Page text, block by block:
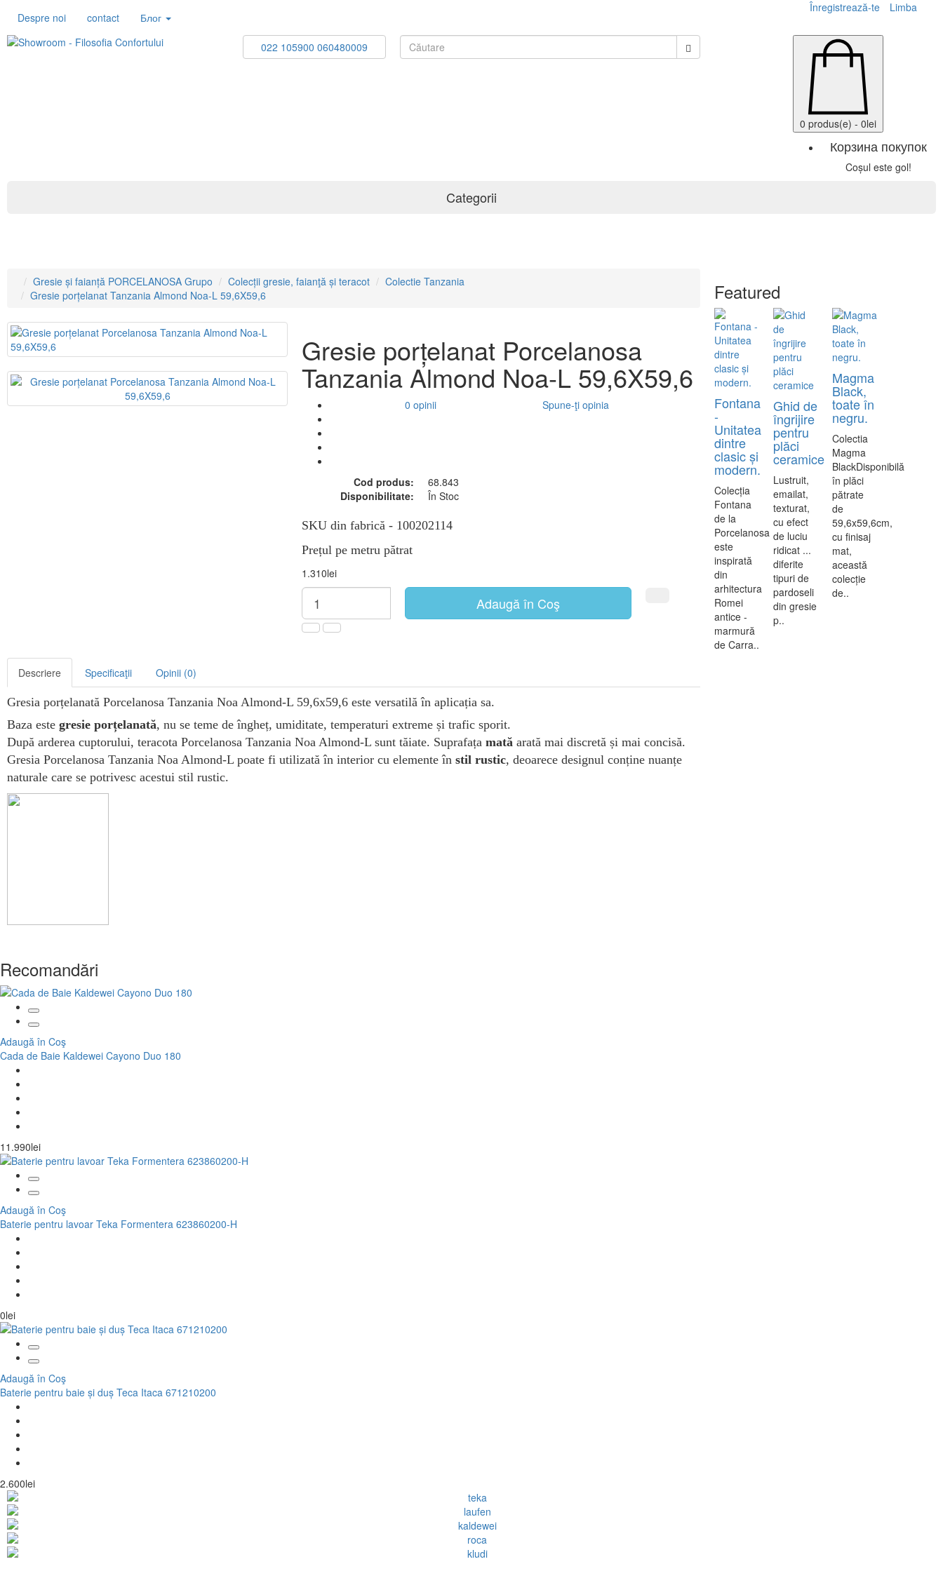
Despre noi contact Блог
Înregistrează-te Limba
022 105900 060480009
0 produs(e) - 0lei
Корзина покупок
Coșul este gol!
Categorii
Gresie și faianță PORCELANOSA Grupo Colecții gresie, faianţă și teracot
Colectie Tanzania
Gresie porțelanat Tanzania Almond Noa-L 59,6X59,6
Gresie porțelanat Porcelanosa
Tanzania Almond Noa-L 59,6X59,6
0 opinii Spune-ţi opinia
Cod produs:
68.843
Disponibilitate:
În Stoc
SKU din fabrică - 100202114
Prețul pe metru pătrat
1.310lei
Adaugă în Coş
Descriere Specificaţii Opinii (0)
Gresia porțelanată Porcelanosa Tanzania Noa Almond-L 59,6x59,6 este versatilă în aplicația sa.
Baza este gresie porțelanată, nu se teme de îngheț, umiditate, temperaturi extreme și trafic sporit.
După arderea cuptorului, teracota Porcelanosa Tanzania Noa Almond-L sunt tăiate. Suprafața mată arată mai discretă și mai concisă.
Gresia Porcelanosa Tanzania Noa Almond-L poate fi utilizată în interior cu elemente în stil rustic, deoarece designul conține nuanțe
naturale care se potrivesc acestui stil rustic.
Featured
Fontana
-
Unitatea
dintre
clasic și
modern.
Colecția
Fontana
de la
Porcelanosa
este
inspirată
din
arhitectura
Romei
antice -
marmură
de Carra..
Ghid de
îngrijire
pentru
plăci
ceramice
Lustruit,
emailat,
texturat,
cu efect
de luciu
ridicat ...
diferite
tipuri de
pardoseli
din gresie
p..
Magma
Black,
toate în
negru.
Colectia
Magma
BlackDisponibilă
în plăci
pătrate
de
59,6x59,6cm,
cu finisaj
mat,
această
colecție
de..
Recomandări
Adaugă în Coş
Cada de Baie Kaldewei Cayono Duo 180
11.990lei
Adaugă în Coş
Baterie pentru lavoar Teka Formentera 623860200-H
0lei
Adaugă în Coş
Baterie pentru baie și duș Teca Itaca 671210200
2.600lei